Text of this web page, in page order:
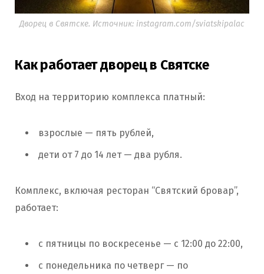
Дворец в Святске. Источник: instagram.com/sviatskipalac
Как работает дворец в Святске
Вход на территорию комплекса платный:
взрослые — пять рублей,
дети от 7 до 14 лет — два рубля.
Комплекс, включая ресторан “Святский бровар”,
работает:
с пятницы по воскресенье — с 12:00 до 22:00,
с понедельника по четверг — по